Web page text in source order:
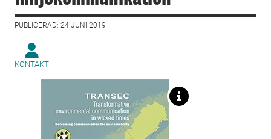
PUBLICERAD: 24 JUNI 2019
KONTAKT